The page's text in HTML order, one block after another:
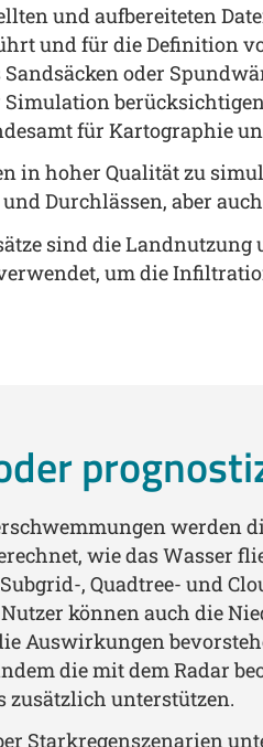
und aufbereiteten
und für die Definition
oder
für Kartographie
in hoher Qualität zu
Durchlässen, aber
sind die
um die
werden
wie das Wasser
, Quadtree- und
können auch die
Auswirkungen
die mit dem Radar
zusätzlich unterstützen.
Starkregenszenarien